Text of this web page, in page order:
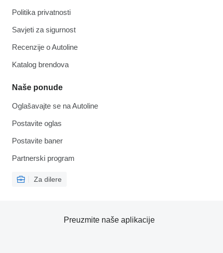
Politika privatnosti
Savjeti za sigurnost
Recenzije o Autoline
Katalog brendova
Naše ponude
Oglašavajte se na Autoline
Postavite oglas
Postavite baner
Partnerski program
Za dilere
Preuzmite naše aplikacije